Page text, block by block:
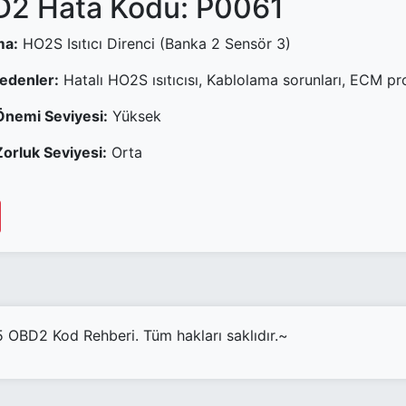
Hata Kodu: P0061
HO2S Isıtıcı Direnci (Banka 2 Sensör 3)
Hatalı HO2S ısıtıcısı, Kablolama sorunları, ECM
Seviyesi: Yüksek
Seviyesi: Orta
Kod Rehberi. Tüm hakları saklıdır.~